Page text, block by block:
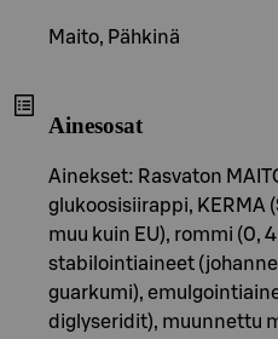
Maito, Pähkinä
Ainesosat
Ainekset: Rasvaton
glukoosisiirappi, KERMA
muu kuin EU), rommi (0,
stabilointiaineet
guarkumi),
diglyseridit), muunnettu